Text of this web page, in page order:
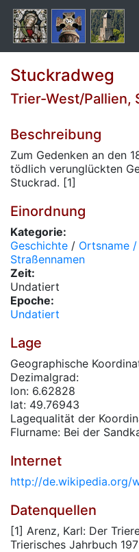
Stuckradweg
Trier-West/Pallien,
Beschreibung
Zum Gedenken an den
tödlich verunglückten
Stuckrad. [1]
Einordnung
Kategorie:
Geschichte / Ortsname
Straßennamen
Zeit:
Undatiert
Epoche:
Undatiert
Lage
Geographische
Dezimalgrad:
lon: 6.62828
lat: 49.76943
Lagequalität der
Flurname: Bei der
Internet
http://de.wikipedia.org/
Datenquellen
[1] Arenz, Karl: Der
Trierisches Jahrbuch